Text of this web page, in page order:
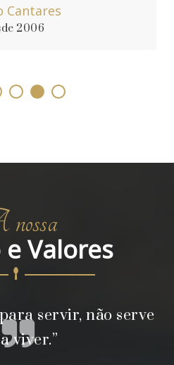
Cantares
2006
Valores
missão enquanto
as tradições e